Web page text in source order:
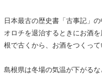
日本最古の歴史書「古事記」
オロチを退治するときにお酒
根で古くから、お酒をつくって
島根県は冬場の気温が下がる